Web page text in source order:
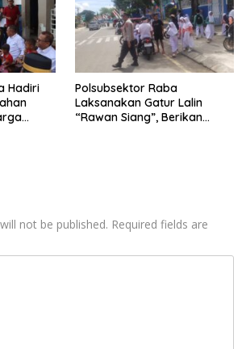
Hadiri
Polsubsektor Raba
Laksanakan Gatur Lalin
“Rawan Siang”, Berikan
not be published. Required fields are